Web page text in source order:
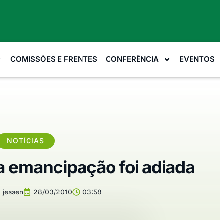
COMISSÕES E FRENTES CONFERÊNCIA EVENTOS
NOTÍCIAS
emancipação foi adiada
jessen 28/03/2010 03:58